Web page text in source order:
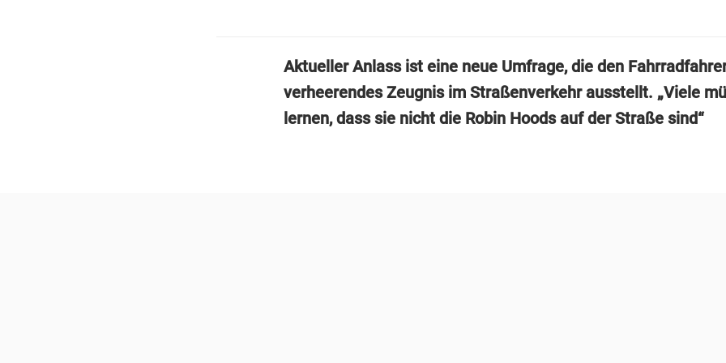
Aktueller Anlass ist eine neue Umfrage, die den
verheerendes Zeugnis im Straßenverkehr ausstellt. „Viele
lernen, dass sie nicht die Robin Hoods auf der Straße sind“